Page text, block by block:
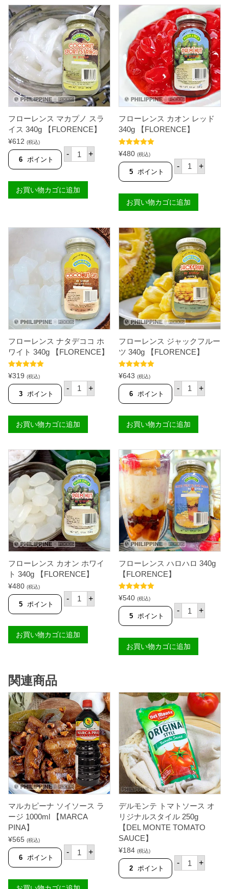
ハ
ラ
ヤ
(
ヤ
ム
ジ
ャ
ム
)
3
4
0
【
F
E
E
】
個
リ
ー
ン
3
4
0
g
【
F
L
O
R
E
N
C
E
フローレンス マカプノ スラ
イス 340g 【FLORENCE】
¥612 (税込)
6 ポイント
- フ
ロ
ン
ス
マ
ラ
イ
ス
3
4
0
g
【
F
L
O
R
E
N
C
個
+
お買い物カゴに追加
フローレンス カオン レッド
340g 【FLORENCE】
5段階中5.00
の評価
¥480 (税込)
5 ポイント
- フ
ロ
ン
ス
カ
ン
レ
ッ
ド
3
4
0
g
【
F
L
O
R
N
C
+
お買い物カゴに追加
フローレンス ナタデココ ホ
ワイト 340g 【FLORENCE】
5段階中5.00
の評価
¥319 (税込)
3 ポイント
- フ
ロ
ン
ス
ナ
デ
コ
コ
ホ
ワ
イ
ト
3
4
0
g
【
F
O
R
E
+
お買い物カゴに追加
フローレンス ジャックフルー
ツ 340g 【FLORENCE】
5段階中5.00
の評価
¥643 (税込)
6 ポイント
- フ
ロ
ン
ス
ジ
ッ
ク
フ
ル
ー
ツ
3
4
0
g
【
F
L
R
】
個
+
お買い物カゴに追加
フローレンス カオン ホワイ
ト 340g 【FLORENCE】
¥480 (税込)
5 ポイント
- フ
ロ
ン
ス
カ
ト
3
4
0
g
【
F
L
O
R
E
N
C
】
個
+
お買い物カゴに追加
フローレンス ハロハロ 340g
【FLORENCE】
5段階中5.00
の評価
¥540 (税込)
5 ポイント
- フ
ロ
ン
ス
ハ
4
0
g
【
F
L
O
R
E
N
C
E
】
個
+
お買い物カゴに追加
関連商品
マルカピーナ ソイソース ラ
ージ 1000ml 【MARCA
PINA】
¥565 (税込)
6 ポイント
- マ
ル
ー
+
デルモンテ トマトソース オ
リジナルスタイル 250g
【DEL MONTE TOMATO
SAUCE】
¥184 (税込)
2 ポイント
- デ
ル
+